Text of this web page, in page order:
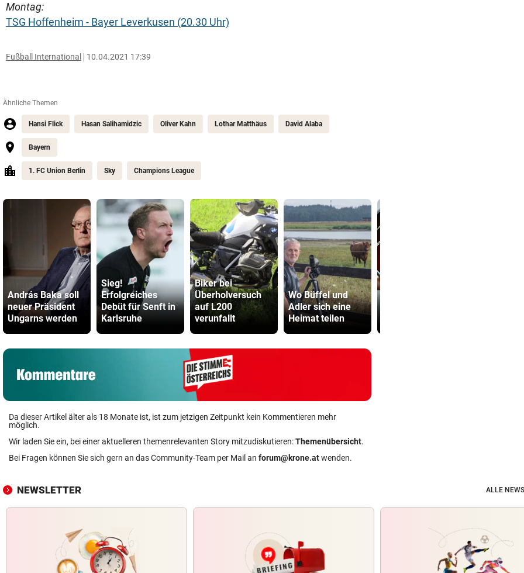
Montag:
TSG Hoffenheim - Bayer Leverkusen (20.30 Uhr)
Fußball International 10.04.2021 17:39
Ähnliche Themen
Hansi Flick Hasan Salihamidzic Oliver Kahn Lothar Matthäus David Alaba
Bayern
1. FC Union Berlin Sky Champions League
András Baka soll
neuer Präsident
Ungarns werden
Sieg!
Erfolgreiches
Debüt für Senft in
Karlsruhe
Biker bei
Überholversuch
auf L200
verunfallt
Wo Büffel und
Adler sich eine
Heimat teilen
Da dieser Artikel älter als 18 Monate ist, ist zum jetzigen Zeitpunkt kein Kommentieren mehr
möglich.
Wir laden Sie ein, bei einer aktuelleren themenrelevanten Story mitzudiskutieren:Themenübersicht.
Bei Fragen können Sie sich gern an das Community-Team per Mail an forum@krone.atwenden.
NEWSLETTER ALLE